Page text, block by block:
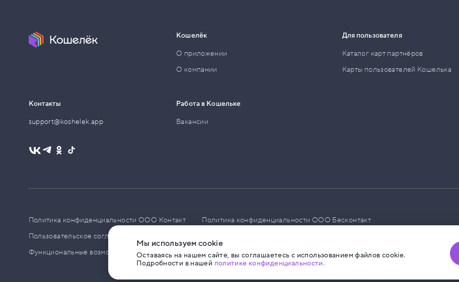
Контакты
support@koshelek.app
Кошелёк
О приложении
О компании
Работа в Кошельке
Вакансии
Для пользователя
Каталог карт партнёров
Карты пользователей Кошелька
Политика конфиденциальности ООО Контакт
Политика конфиденциальности ООО Бесконтакт
Пользовательское соглашение
Функциональные возможности ПО
Мы используем cookie
Оставаясь на нашем сайте, вы соглашаетесь с использованием файлов cookie.
Подробности в нашей политике конфиденциальности.